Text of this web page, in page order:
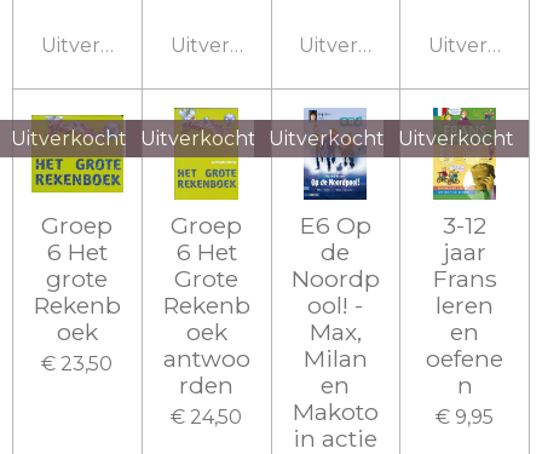
Uitverkocht Uitverkocht Uitverkocht
Uitverkocht
Groep
6 Het
grote
Rekenb
oek
€ 23,50
Uitverkocht
Groep
6 Het
Grote
Rekenb
oek
antwoo
rden
€ 24,50
Uitverkocht
E6 Op
de
Noordp
ool! -
Max,
Milan
en
Makoto
in actie
Uitverkocht
3-12
jaar
Frans
leren
en
oefene
n
€ 9,95